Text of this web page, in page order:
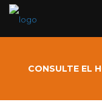
CONSULTE EL